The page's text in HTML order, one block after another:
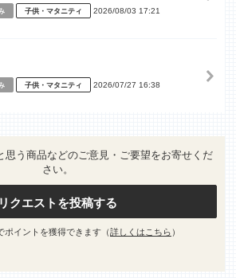
子供・マタニティ 2026/08/03 17:21
子供・マタニティ 2026/07/27 16:38
思う商品などのご意見・ご要望をお寄せくだ
さい。
リクエストを投稿する
ポイントを獲得できます（詳しくはこちら ）